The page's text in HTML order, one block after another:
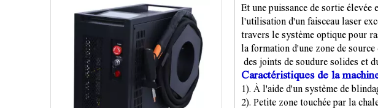
Et une puissance de sortie
l'utilisation d'un faisceau laser
travers le système optique pour
la formation d'une zone de
des joints de soudure solides et
Caractéristiques de la
1). À l'aide d'un système de
2). Petite zone touchée par la